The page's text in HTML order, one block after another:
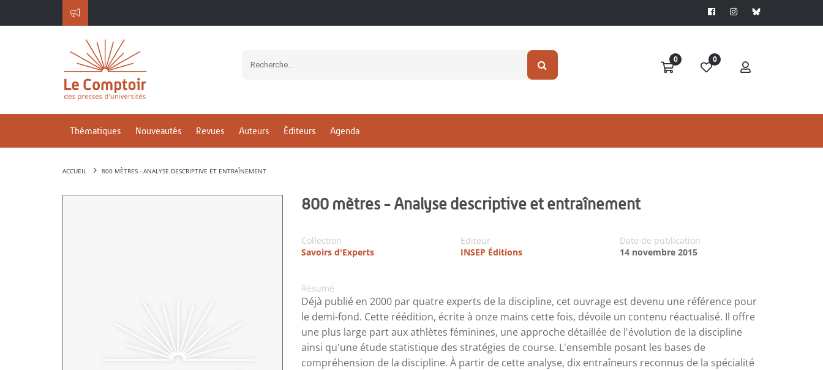
0 0
Thématiques Nouveautés Revues Auteurs Éditeurs Agenda
ACCUEIL 800 MÈTRES - ANALYSE DESCRIPTIVE ET ENTRAÎNEMENT
800 mètres - Analyse descriptive et entraînement
Collection
Savoirs d'Experts
Editeur
INSEP Éditions
Date de publication
14 novembre 2015
Résumé
Déjà publié en 2000 par quatre experts de la discipline, cet ouvrage est devenu une référence pour
le demi-fond. Cette réédition, écrite à onze mains cette fois, dévoile un contenu réactualisé. Il offre
une plus large part aux athlètes féminines, une approche détaillée de l'évolution de la discipline
ainsi qu'une étude statistique des stratégies de course. L'ensemble posant les bases de
compréhension de la discipline. À partir de cette analyse, dix entraîneurs reconnus de la spécialité